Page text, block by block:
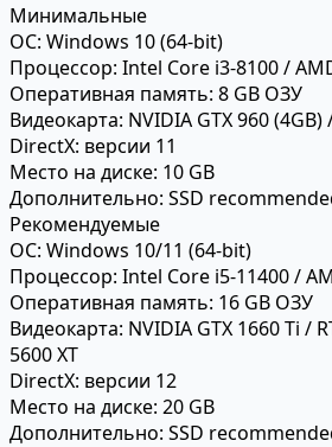
Минимальные
ОС: Windows 10 (64-bit)
Процессор: Intel Core i3-8100 /
Оперативная память: 8 GB ОЗУ
Видеокарта: NVIDIA GTX 960
DirectX: версии 11
Место на диске: 10 GB
Дополнительно: SSD
Рекомендуемые
ОС: Windows 10/11 (64-bit)
Процессор: Intel Core i5-11400 /
Оперативная память: 16 GB ОЗУ
Видеокарта: NVIDIA GTX 1660 Ti /
5600 XT
DirectX: версии 12
Место на диске: 20 GB
Дополнительно: SSD